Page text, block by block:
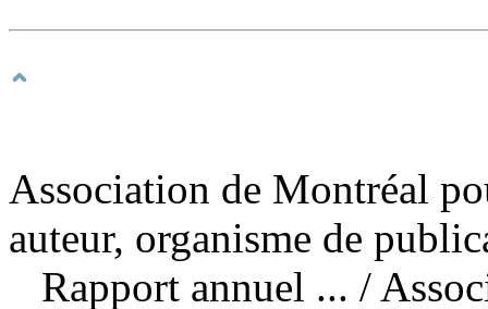
Association de Montréal
auteur, organisme de
Rapport annuel ... /